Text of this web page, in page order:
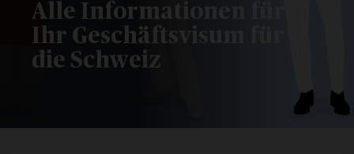
Alle Informationen für
Ihr Geschäftsvisum für
die Schweiz